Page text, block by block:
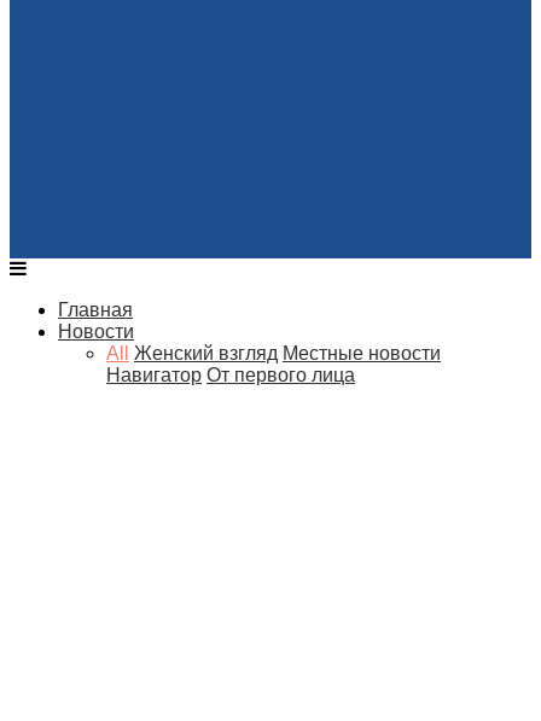
Главная
Новости
All
Женский взгляд Местные новости
Навигатор От первого лица